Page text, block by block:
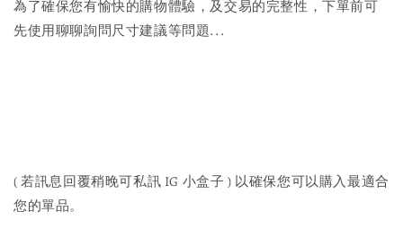
為了確保您有愉快的購物體驗，及交易的完整性，下單前可
先使用聊聊詢問尺寸建議等問題...
( 若訊息回覆稍晚可私訊 IG 小盒子 ) 以確保您可以購入最適合
您的單品。